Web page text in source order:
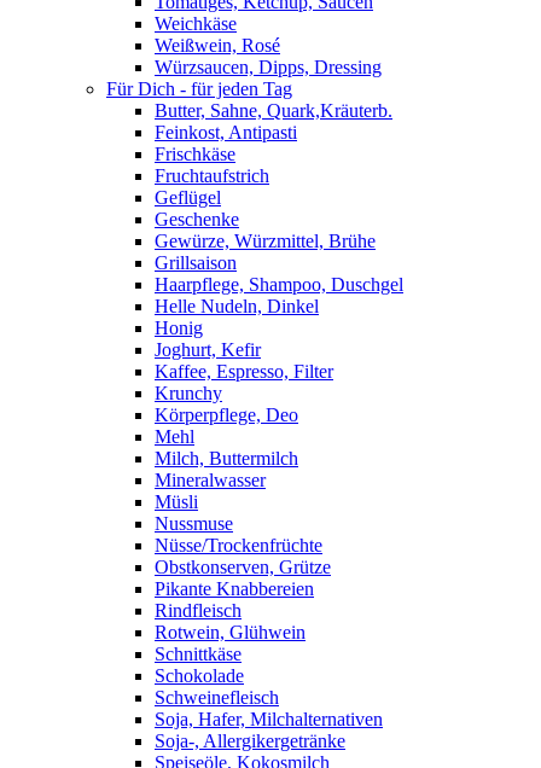
Weichkäse
Weißwein, Rosé
Würzsaucen, Dipps, Dressing
Für Dich - für jeden Tag
Butter, Sahne, Quark,Kräuterb.
Feinkost, Antipasti
Frischkäse
Fruchtaufstrich
Geflügel
Geschenke
Gewürze, Würzmittel, Brühe
Grillsaison
Haarpflege, Shampoo, Duschgel
Helle Nudeln, Dinkel
Honig
Joghurt, Kefir
Kaffee, Espresso, Filter
Krunchy
Körperpflege, Deo
Mehl
Milch, Buttermilch
Mineralwasser
Müsli
Nussmuse
Nüsse/Trockenfrüchte
Obstkonserven, Grütze
Pikante Knabbereien
Rindfleisch
Rotwein, Glühwein
Schnittkäse
Schokolade
Schweinefleisch
Soja, Hafer, Milchalternativen
Soja-, Allergikergetränke
Speiseöle, Kokosmilch